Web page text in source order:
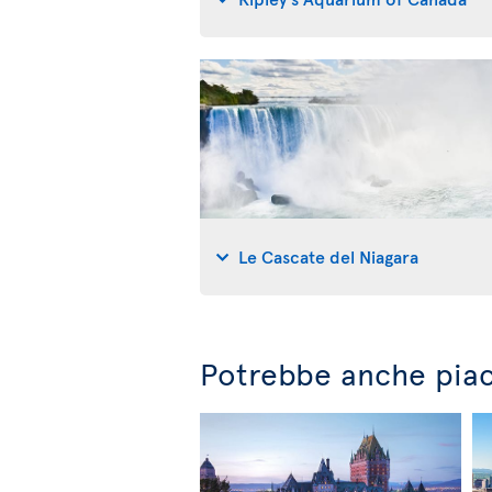
Le Cascate del Niagara
Potrebbe anche